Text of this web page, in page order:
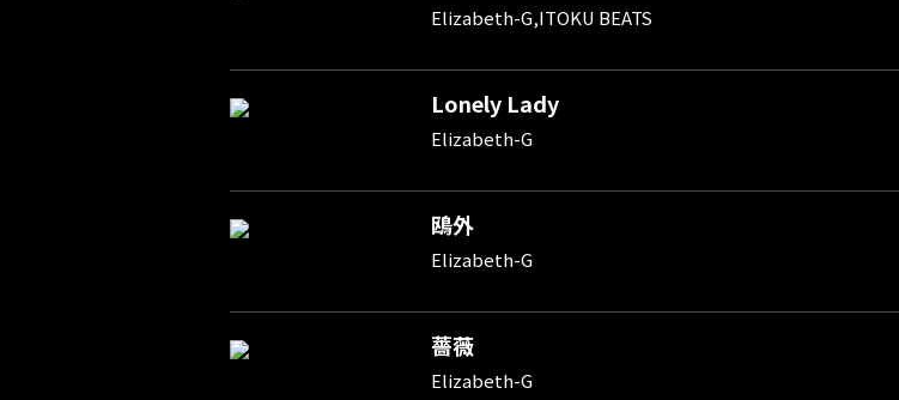
Elizabeth-G,ITOKU BEATS
Lonely Lady
Elizabeth-G
鴎外
Elizabeth-G
薔薇
Elizabeth-G